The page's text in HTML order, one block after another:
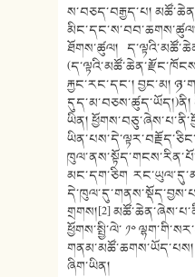
ས་བཅད་བརྒྱད་པ།
ཐོགས་ཚུལ།
རྐྱང་རང་དང་། བྱང་མ།
དུད་མ་བཅས་ཚུད་ཡོད།)ནི།
ཡིན།
མང་དག་ཅིག
གྲགས།[2]
ཕྱོགས་སྤྱི་ལེ་ ༡༠
ཞིག་ཡིན།